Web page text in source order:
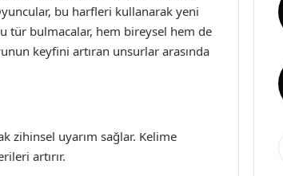
bu harfleri kullanarak yeni
tür bulmacalar, hem bireysel hem de
keyfini artıran unsurlar arasında
zihinsel uyarım sağlar. Kelime
artırır.